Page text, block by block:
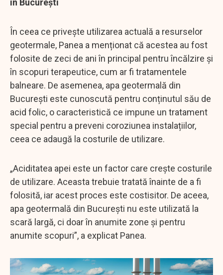
în București
În ceea ce privește utilizarea actuală a resurselor
geotermale, Panea a menționat că acestea au fost
folosite de zeci de ani în principal pentru încălzire și
în scopuri terapeutice, cum ar fi tratamentele
balneare. De asemenea, apa geotermală din
București este cunoscută pentru conținutul său de
acid folic, o caracteristică ce impune un tratament
special pentru a preveni coroziunea instalațiilor,
ceea ce adaugă la costurile de utilizare.
„Aciditatea apei este un factor care crește costurile
de utilizare. Aceasta trebuie tratată înainte de a fi
folosită, iar acest proces este costisitor. De aceea,
apa geotermală din București nu este utilizată la
scară largă, ci doar în anumite zone și pentru
anumite scopuri”, a explicat Panea.